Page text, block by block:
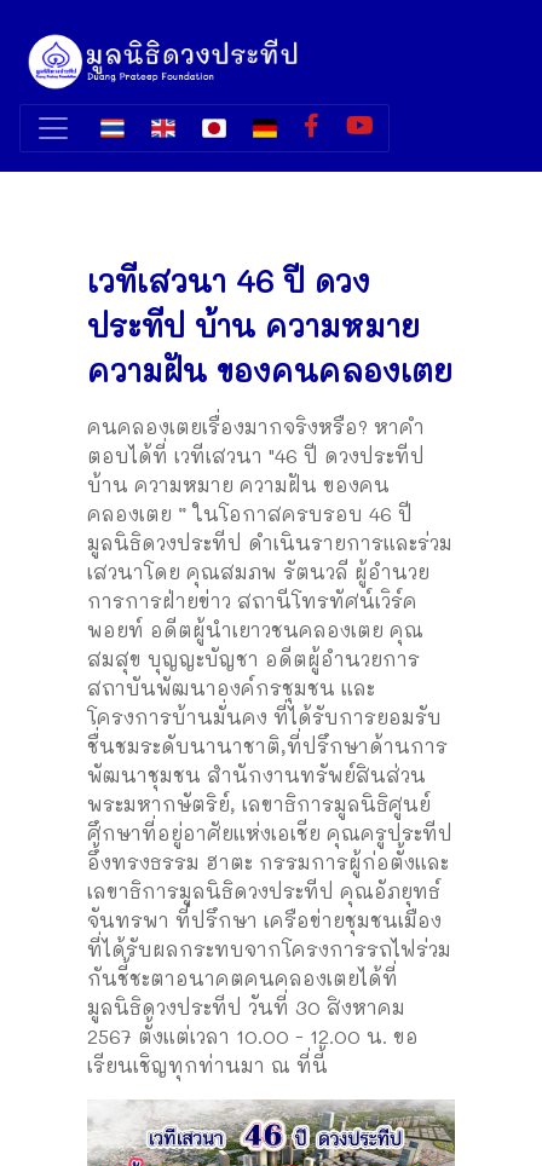
เวทีเสวนา 46 ปี ดวง
ประทีป บ้าน ความหมาย
ความฝัน ของคนคลองเตย
คนคลองเตยเรื่องมากจริงหรือ? หาคำ
ตอบได้ที่ เวทีเสวนา "46 ปี ดวงประทีป
บ้าน ความหมาย ความฝัน ของคน
คลองเตย ” ในโอกาสครบรอบ 46 ปี
มูลนิธิดวงประทีป ดำเนินรายการและร่วม
เสวนาโดย คุณสมภพ รัตนวลี ผู้อำนวย
การการฝ่ายข่าว สถานีโทรทัศน์เวิร์ค
พอยท์ อดีตผู้นำเยาวชนคลองเตย คุณ
สมสุข บุญญะบัญชา อดีตผู้อำนวยการ
สถาบันพัฒนาองค์กรชุมชน และ
โครงการบ้านมั่นคง ที่ได้รับการยอมรับ
ชื่นชมระดับนานาชาติ,ที่ปรึกษาด้านการ
พัฒนาชุมชน สำนักงานทรัพย์สินส่วน
พระมหากษัตริย์, เลขาธิการมูลนิธิศูนย์
ศึกษาที่อยู่อาศัยแห่งเอเชีย คุณครูประทีป
อึ้งทรงธรรม ฮาตะ กรรมการผู้ก่อตั้งและ
เลขาธิการมูลนิธิดวงประทีป คุณอัภยุทธ์
จันทรพา ที่ปรึกษา เครือข่ายชุมชนเมือง
ที่ได้รับผลกระทบจากโครงการรถไฟร่วม
กันชี้ชะตาอนาคตคนคลองเตยได้ที่
มูลนิธิดวงประทีป วันที่ 30 สิงหาคม
2567 ตั้งแต่เวลา 10.00 - 12.00 น. ขอ
เรียนเชิญทุกท่านมา ณ ที่นี้